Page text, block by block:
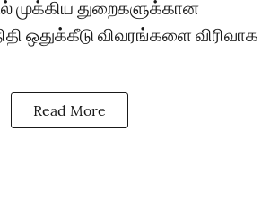
முக்கிய துறைகளுக்கான
ஒதுக்கீடு விவரங்களை விரிவாக
Read More